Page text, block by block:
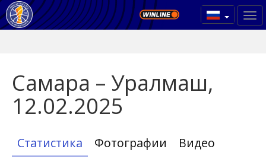
Самара – Уралмаш,
12.02.2025
Статистика Фотографии Видео